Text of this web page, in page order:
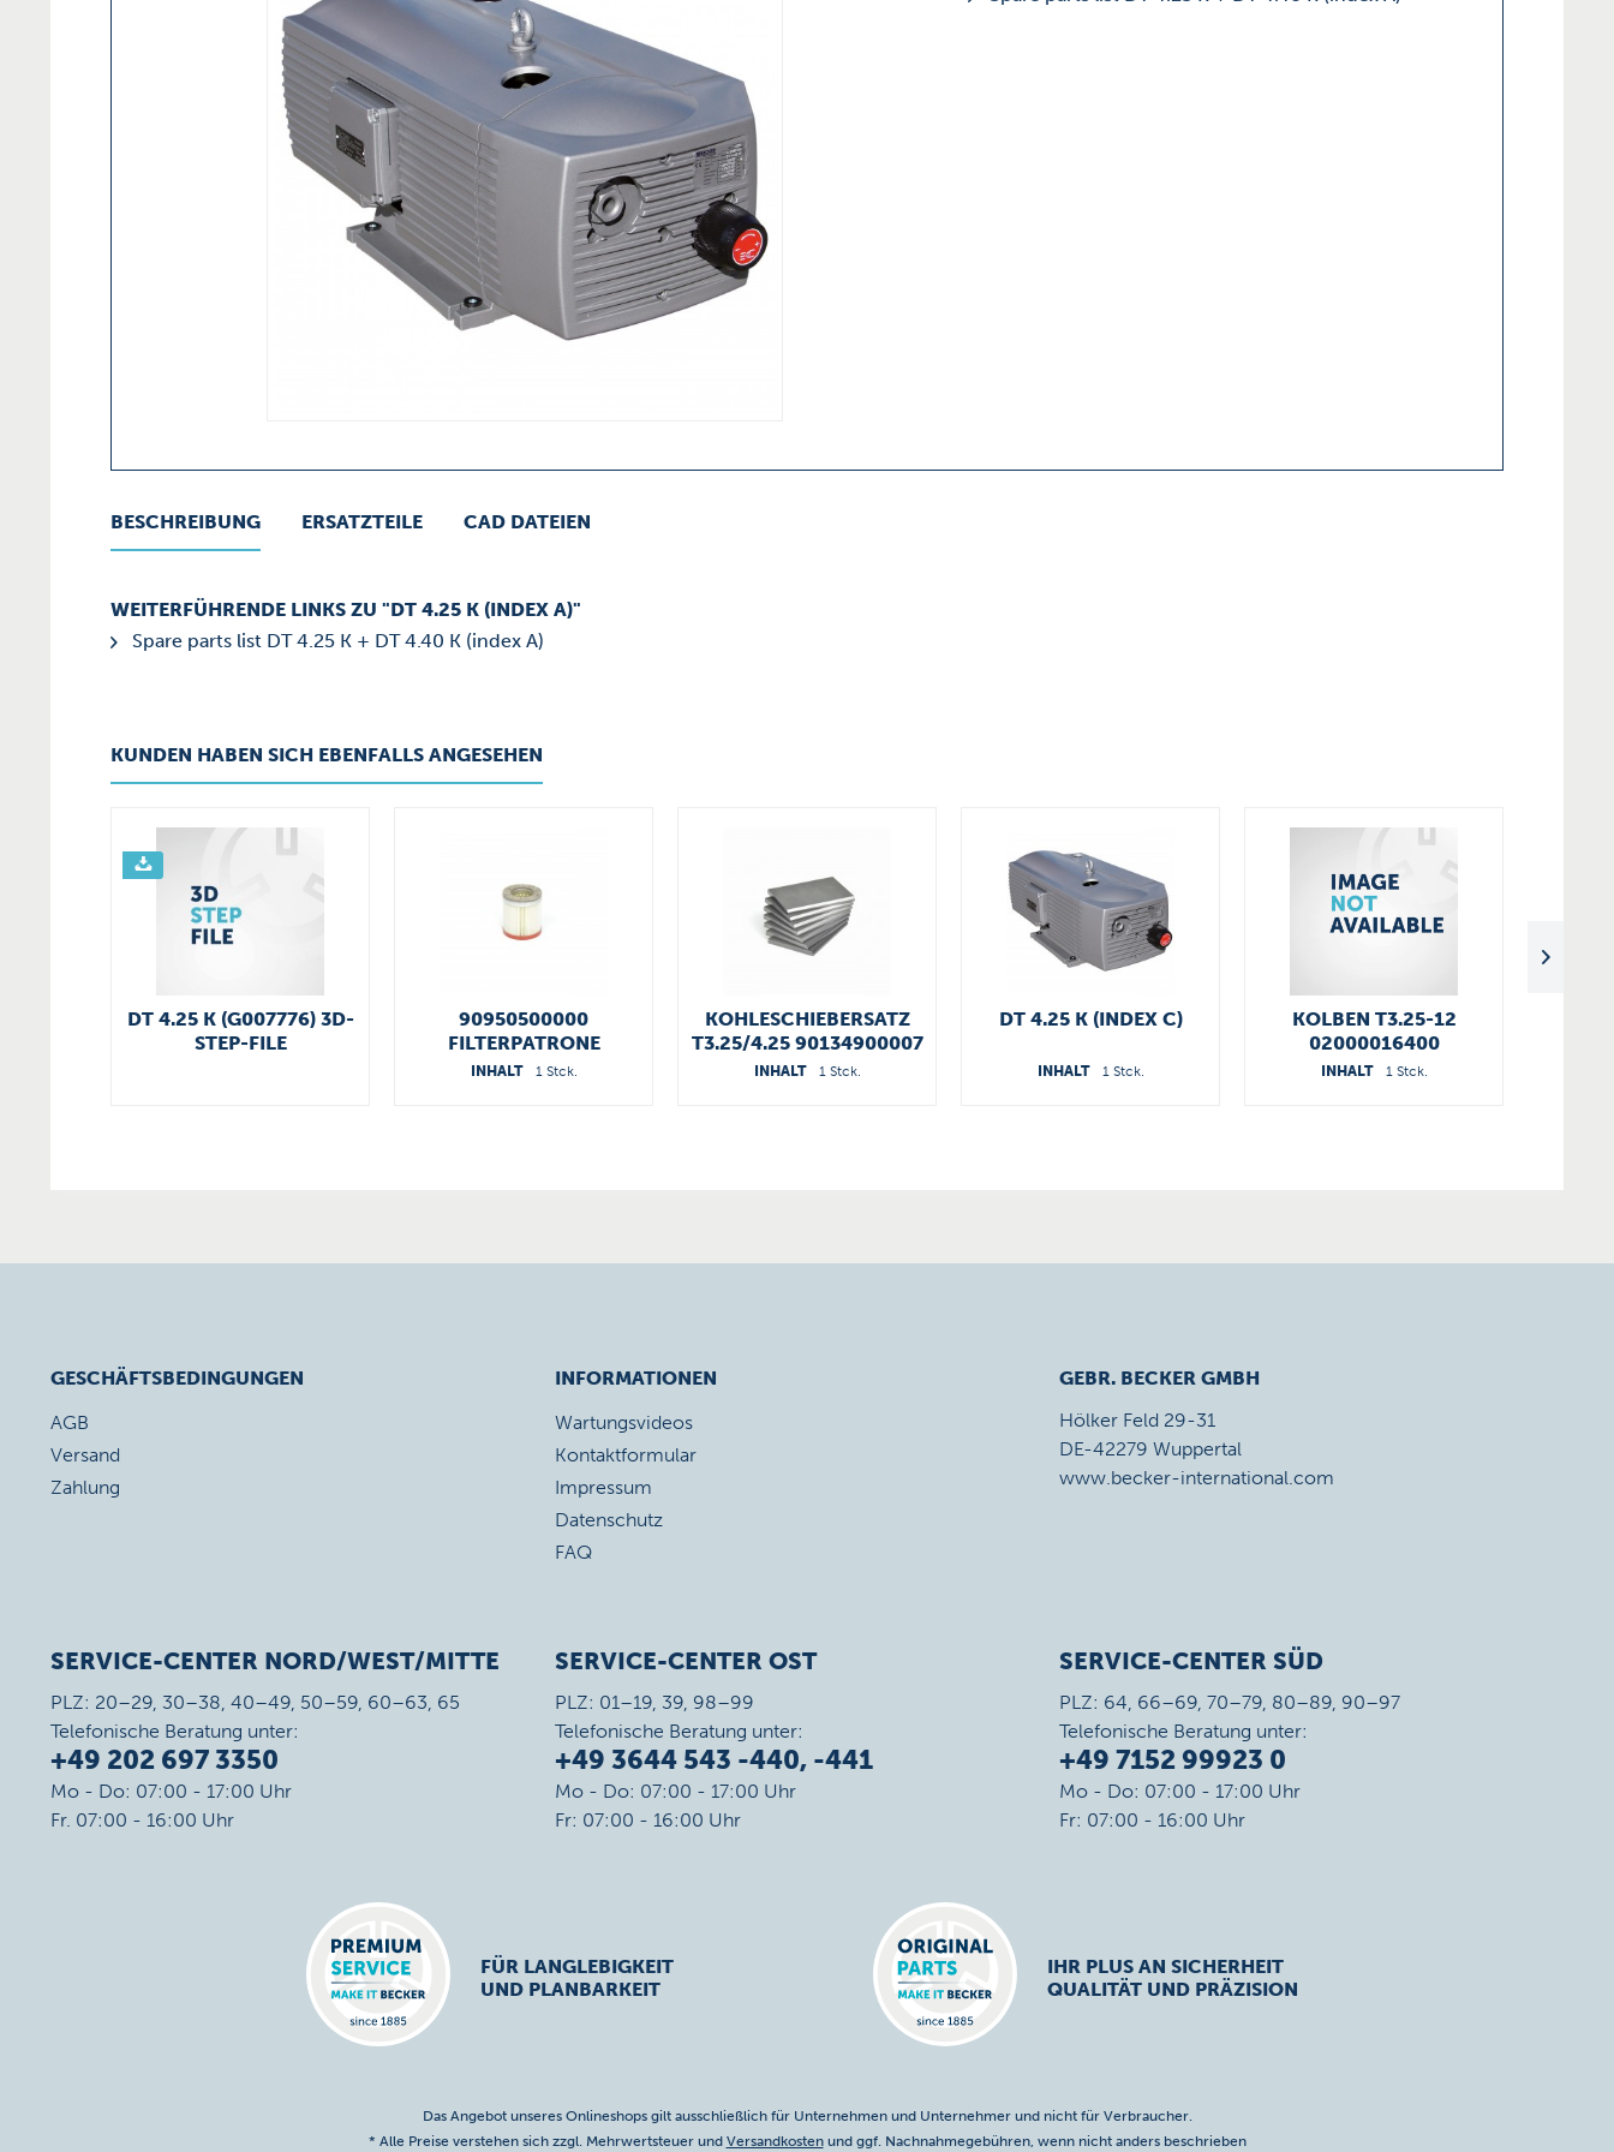
BESCHREIBUNG ERSATZTEILE CAD DATEIEN
WEITERFÜHRENDE LINKS ZU "DT 4.25 K (INDEX A)"
Spare parts list DT 4.25 K + DT 4.40 K (index A)
KUNDEN HABEN SICH EBENFALLS ANGESEHEN
DT 4.25 K (G007776) 3D-
STEP-FILE
90950500000
FILTERPATRONE
INHALT 1 Stck.
KOHLESCHIEBERSATZ
T3.25/4.25 90134900007
INHALT 1 Stck.
DT 4.25 K (INDEX C)
INHALT 1 Stck.
KOLBEN T3.25-12
02000016400
INHALT 1 Stck.
GESCHÄFTSBEDINGUNGEN
AGB
Versand
Zahlung
INFORMATIONEN
Wartungsvideos
Kontaktformular
Impressum
Datenschutz
FAQ
GEBR. BECKER GMBH
Hölker Feld 29-31
DE-42279 Wuppertal
www.becker-international.com
SERVICE-CENTER NORD/WEST/MITTE
PLZ: 20–29, 30–38, 40–49, 50–59, 60–63, 65
Telefonische Beratung unter:
+49 202 697 3350
Mo - Do: 07:00 - 17:00 Uhr
Fr. 07:00 - 16:00 Uhr
SERVICE-CENTER OST
PLZ: 01–19, 39, 98–99
Telefonische Beratung unter:
+49 3644 543 -440, -441
Mo - Do: 07:00 - 17:00 Uhr
Fr: 07:00 - 16:00 Uhr
SERVICE-CENTER SÜD
PLZ: 64, 66–69, 70–79, 80–89, 90–97
Telefonische Beratung unter:
+49 7152 99923 0
Mo - Do: 07:00 - 17:00 Uhr
Fr: 07:00 - 16:00 Uhr
FÜR LANGLEBIGKEIT
UND PLANBARKEIT
IHR PLUS AN SICHERHEIT
QUALITÄT UND PRÄZISION
Das Angebot unseres Onlineshops gilt ausschließlich für Unternehmen und Unternehmer und nicht für Verbraucher.
* Alle Preise verstehen sich zzgl. Mehrwertsteuer und Versandkostenund ggf. Nachnahmegebühren, wenn nicht anders beschrieben